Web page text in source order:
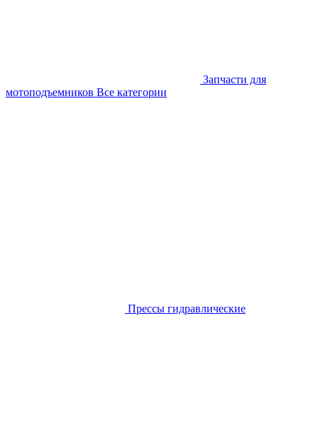
Запчасти для
мотоподъемников Все категории
Прессы гидравлические